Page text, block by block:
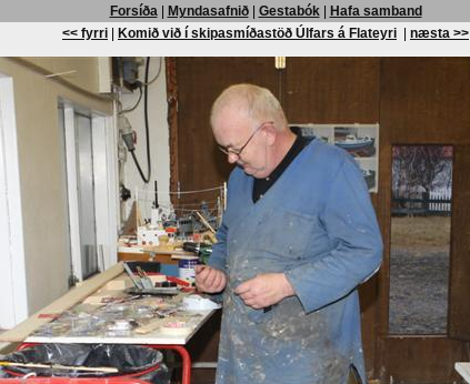
Forsíða| Myndasafnið| Gestabók|
Hafa samband
<< fyrri
Komið við í skipasmíðastöð Úlfars á Flateyri næsta >>